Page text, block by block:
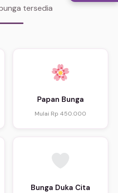
tersedia
Papan Bunga
Mulai Rp 450.000
Bunga Duka Cita